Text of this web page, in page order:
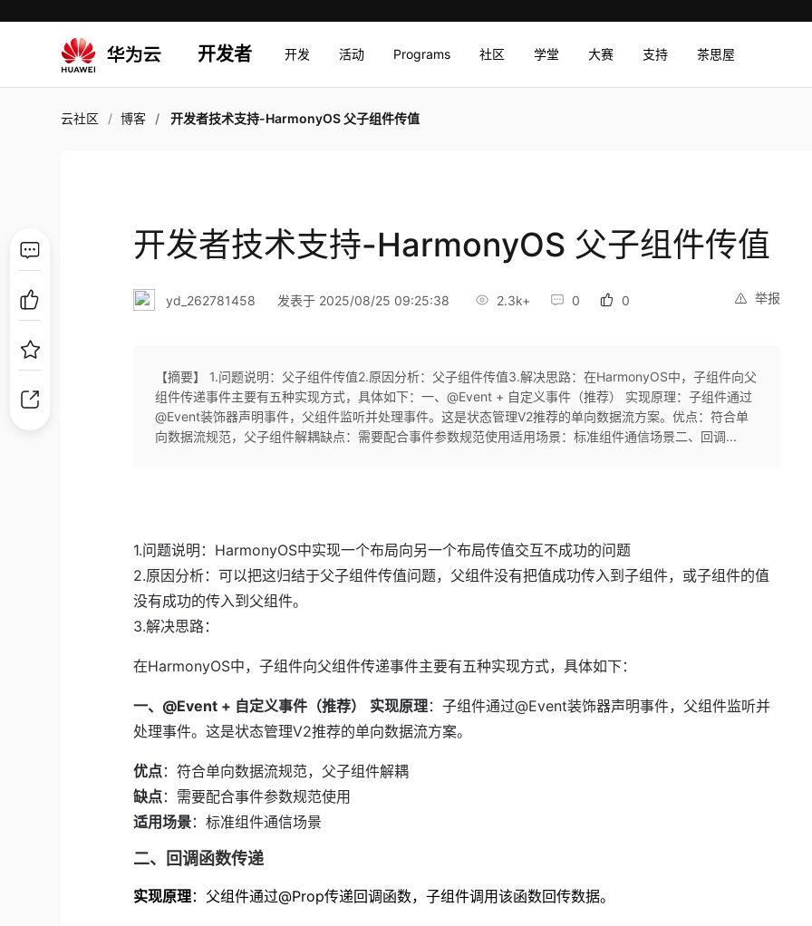
开发者 开发 活动 Programs 社区 学堂 大赛 支持 茶思屋
云社区 博客 开发者技术支持-HarmonyOS 父子组件传值
开发者技术支持-HarmonyOS 父子组件传值
举报
yd_262781458 发表于 2025/08/25 09:25:38 2.3k+ 0 0
【摘要】 1.问题说明：父子组件传值2.原因分析：父子组件传值3.解决思路：在HarmonyOS中，子组件向父
组件传递事件主要有五种实现方式，具体如下：一、@Event + 自定义事件（推荐） 实现原理：子组件通过
@Event装饰器声明事件，父组件监听并处理事件。这是状态管理V2推荐的单向数据流方案。优点：符合单
向数据流规范，父子组件解耦缺点：需要配合事件参数规范使用适用场景：标准组件通信场景二、回调...
1.问题说明： HarmonyOS中实现一个布局向另一个布局传值交互不成功的问题
2.原因分析： 可以把这归结于父子组件传值问题，父组件没有把值成功传入到子组件，或子组件的值
没有成功的传入到父组件。
3.解决思路：
在HarmonyOS中，子组件向父组件传递事件主要有五种实现方式，具体如下：
一、@Event + 自定义事件（推荐） 实现原理：子组件通过@Event装饰器声明事件，父组件监听并
处理事件。这是状态管理V2推荐的单向数据流方案。
优点：符合单向数据流规范，父子组件解耦
缺点：需要配合事件参数规范使用
适用场景：标准组件通信场景
二、回调函数传递
实现原理：父组件通过@Prop传递回调函数，子组件调用该函数回传数据。